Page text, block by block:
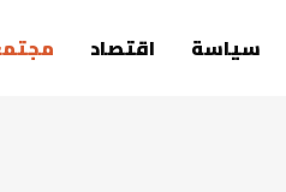
سياسة اقتصاد